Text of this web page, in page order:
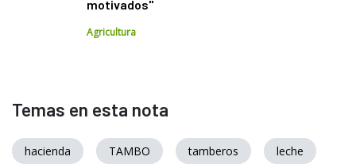
motivados"
Agricultura
Temas en esta nota
hacienda TAMBO tamberos leche